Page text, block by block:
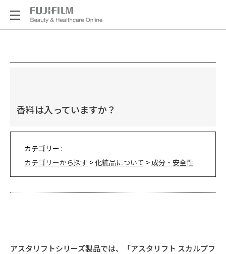
香料は入っていますか？
カテゴリー :
カテゴリーから探す >化粧品について > 成分・安全性
アスタリフトシリーズ製品では、「アスタリフト スカルプフ